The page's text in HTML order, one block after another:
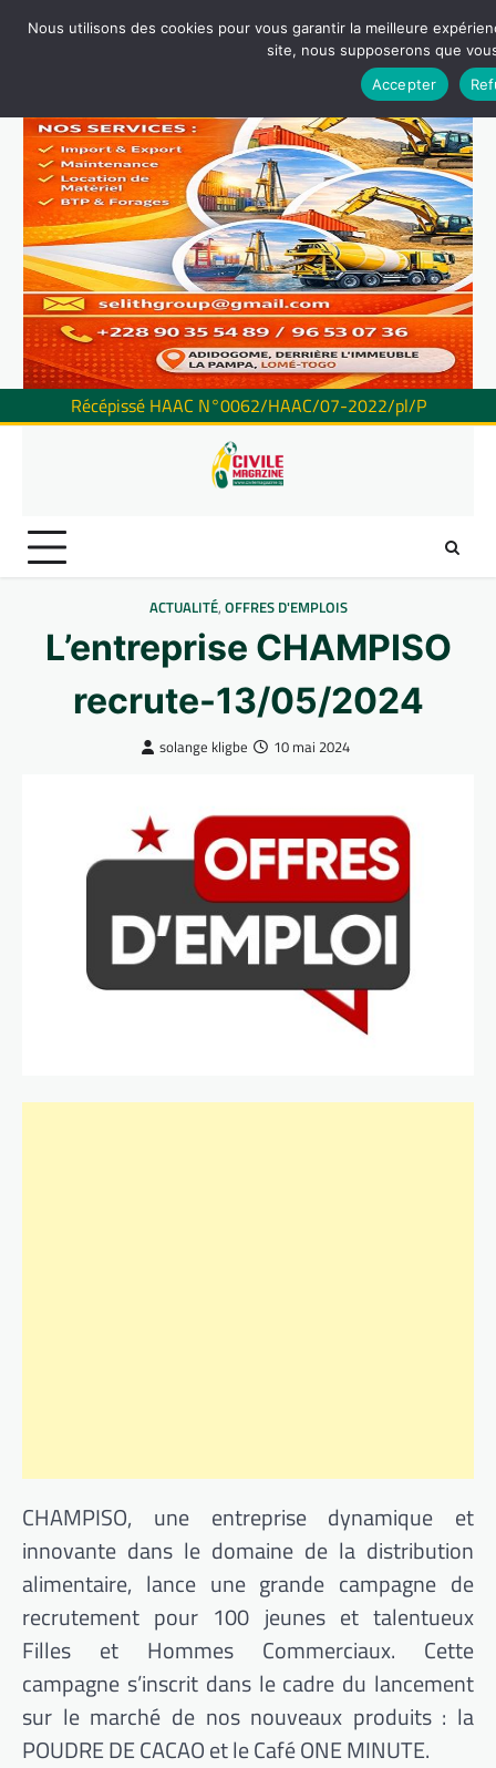
Récépissé HAAC N°0062/HAAC/07-2022/pl/P
ACTUALITÉ, OFFRES D'EMPLOIS
L’entreprise CHAMPISO
recrute-13/05/2024
solange kligbe 10 mai 2024
CHAMPISO, une entreprise dynamique et
innovante dans le domaine de la distribution
alimentaire, lance une grande campagne de
recrutement pour 100 jeunes et talentueux
Filles et Hommes Commerciaux. Cette
campagne s’inscrit dans le cadre du lancement
sur le marché de nos nouveaux produits : la
POUDRE DE CACAO et le Café ONE MINUTE.
Nous utilisons des cookies pour vous garantir la meilleure
site, nous supposerons que
Accepter